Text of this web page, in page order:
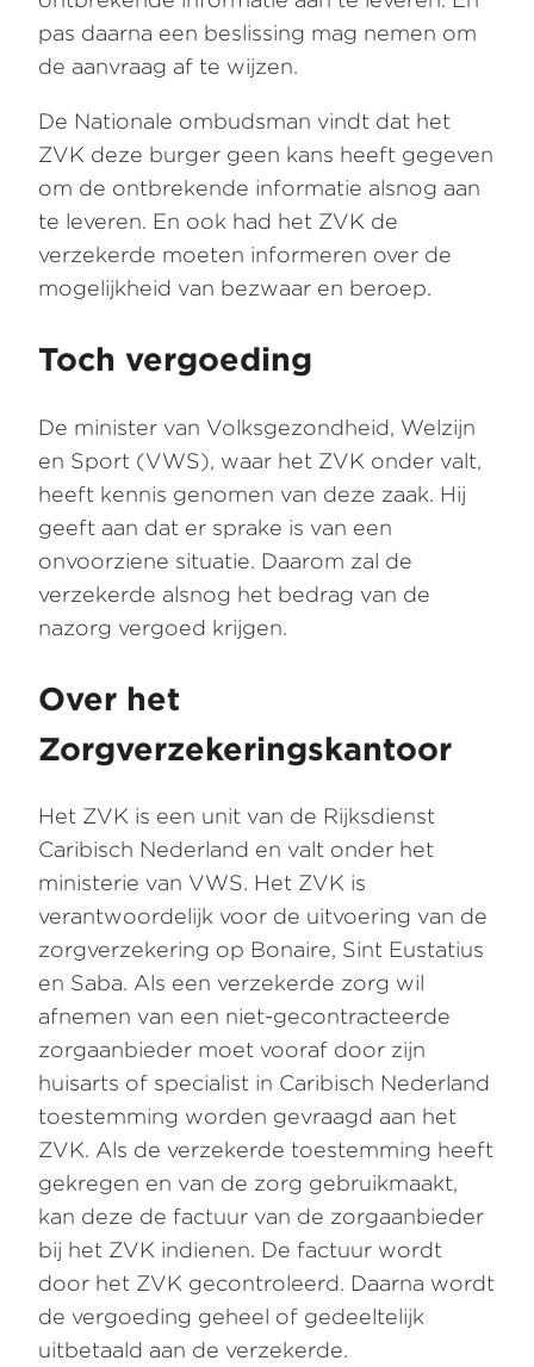
pas daarna een beslissing mag nemen om
de aanvraag af te wijzen.
De Nationale ombudsman vindt dat het
ZVK deze burger geen kans heeft gegeven
om de ontbrekende informatie alsnog aan
te leveren. En ook had het ZVK de
verzekerde moeten informeren over de
mogelijkheid van bezwaar en beroep.
Toch vergoeding
De minister van Volksgezondheid, Welzijn
en Sport (VWS), waar het ZVK onder valt,
heeft kennis genomen van deze zaak. Hij
geeft aan dat er sprake is van een
onvoorziene situatie. Daarom zal de
verzekerde alsnog het bedrag van de
nazorg vergoed krijgen.
Over het
Zorgverzekeringskantoor
Het ZVK is een unit van de Rijksdienst
Caribisch Nederland en valt onder het
ministerie van VWS. Het ZVK is
verantwoordelijk voor de uitvoering van de
zorgverzekering op Bonaire, Sint Eustatius
en Saba. Als een verzekerde zorg wil
afnemen van een niet-gecontracteerde
zorgaanbieder moet vooraf door zijn
huisarts of specialist in Caribisch Nederland
toestemming worden gevraagd aan het
ZVK. Als de verzekerde toestemming heeft
gekregen en van de zorg gebruikmaakt,
kan deze de factuur van de zorgaanbieder
bij het ZVK indienen. De factuur wordt
door het ZVK gecontroleerd. Daarna wordt
de vergoeding geheel of gedeeltelijk
uitbetaald aan de verzekerde.